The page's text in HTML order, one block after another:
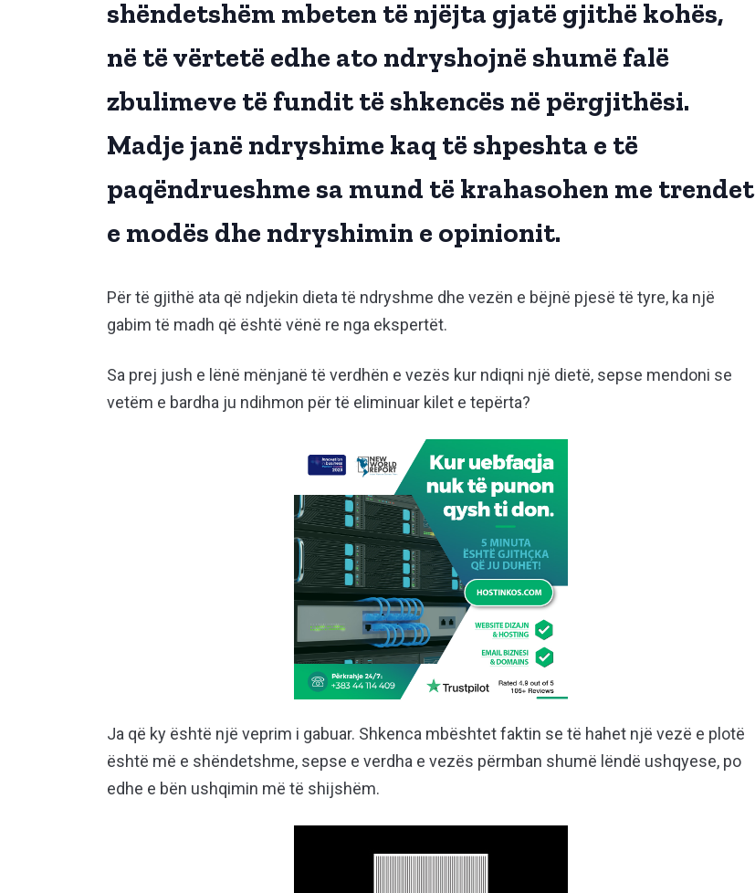
shëndetshëm mbeten të njëjta gjatë gjithë kohës,
në të vërtetë edhe ato ndryshojnë shumë falë
zbulimeve të fundit të shkencës në përgjithësi.
Madje janë ndryshime kaq të shpeshta e të
paqëndrueshme sa mund të krahasohen me trendet
e modës dhe ndryshimin e opinionit.
Për të gjithë ata që ndjekin dieta të ndryshme dhe vezën e bëjnë pjesë të tyre, ka një
gabim të madh që është vënë re nga ekspertët.
Sa prej jush e lënë mënjanë të verdhën e vezës kur ndiqni një dietë, sepse mendoni se
vetëm e bardha ju ndihmon për të eliminuar kilet e tepërta?
Ja që ky është një veprim i gabuar. Shkenca mbështet faktin se të hahet një vezë e plotë
është më e shëndetshme, sepse e verdha e vezës përmban shumë lëndë ushqyese, po
edhe e bën ushqimin më të shijshëm.